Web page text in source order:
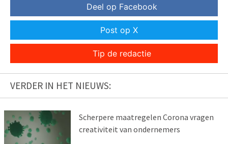
Deel op Facebook
Post op X
Tip de redactie
VERDER IN HET NIEUWS:
Scherpere maatregelen Corona vragen
creativiteit van ondernemers